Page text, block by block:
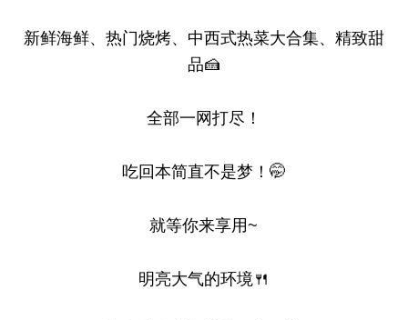
新鲜海鲜、热门烧烤、中西式热菜大合集、精致甜
品🍰
全部一网打尽！
吃回本简直不是梦！🤭
就等你来享用~
明亮大气的环境🍴